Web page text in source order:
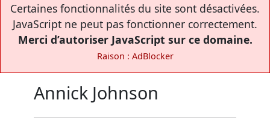
Certaines fonctionnalités du site sont désactivées.
JavaScript ne peut pas fonctionner correctement.
Merci d’autoriser JavaScript sur ce domaine.
Raison : AdBlocker
Annick Johnson